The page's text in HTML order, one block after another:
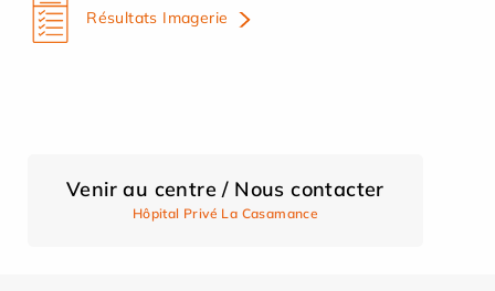
Résultats Imagerie
Venir au centre / Nous contacter
Hôpital Privé La Casamance